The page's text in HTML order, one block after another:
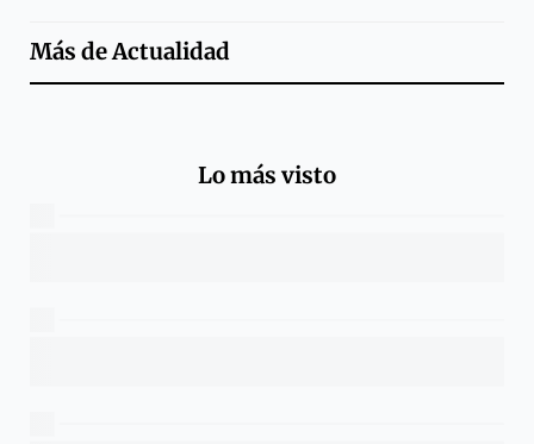
Más deActualidad
Lo más visto